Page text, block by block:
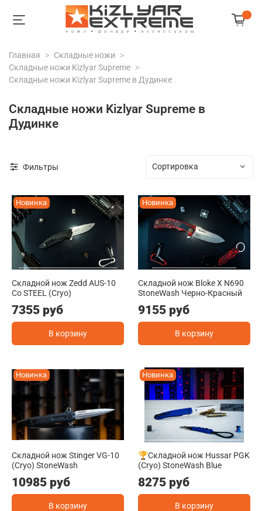
Главная
Складные ножи
Складные ножи Kizlyar Supreme
Складные ножи Kizlyar Supreme в Дудинке
Складные ножи Kizlyar Supreme в
Дудинке
Фильтры
Новинка
Складной нож Zedd AUS-10
Co STEEL (Cryo)
7355 руб
В корзину
Новинка
Складной нож Bloke X N690
StoneWash Черно-Красный
9155 руб
В корзину
Новинка
Складной нож Stinger VG-10
(Cryo) StoneWash
10985 руб
В корзину
Новинка
🏆Складной нож Hussar PGK
(Cryo) StoneWash Blue
8275 руб
В корзину